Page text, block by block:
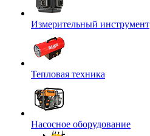
Измерительный инструмент
Тепловая техника
Насосное оборудование